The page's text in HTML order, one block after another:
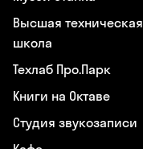
Высшая техническая
школа
Техлаб Про.Парк
Книги на Октаве
Студия звукозаписи